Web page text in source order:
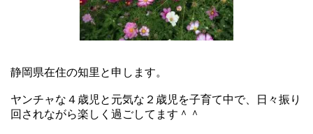
静岡県在住の知里と申します。
ヤンチャな４歳児と元気な２歳児を子育て中で、日々振り
回されながら楽しく過ごしてます＾＾